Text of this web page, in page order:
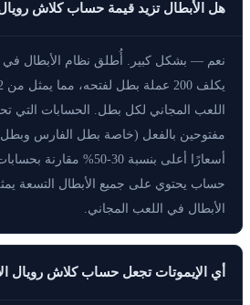
هل الأبطال تزيد قيمة حساب كلاش
اللعب المجاني لكل بطل. الحسابات التي
مفتوحين بالفعل (خاصة بطل الفارس
أسعارًا أعلى بنسبة 30-50%
حساب يحتوي على جميع الأبطال التسعة
الأبطال في اللعب المجاني.
أي الإيموتات تجعل حساب كلاش رويال